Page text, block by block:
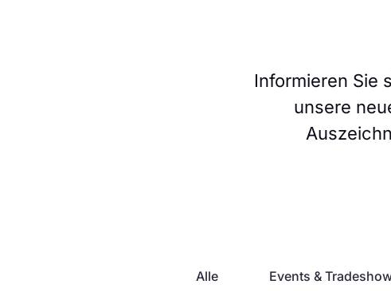
Informieren Sie
unsere
Alle Events &